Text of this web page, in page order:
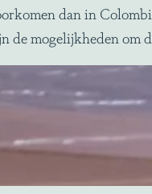
dan in
de mogelijkheden